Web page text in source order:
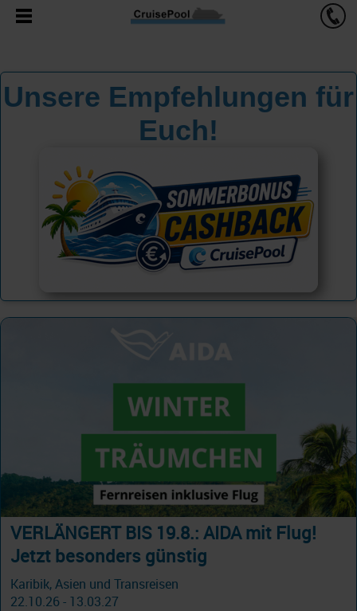
Unsere Empfehlungen für
Euch!
14 Tage Transatlantik mit Norwegian
Pearl
Free at Sea Upgrade 459 p P.
01.11.26 - 14.11.26